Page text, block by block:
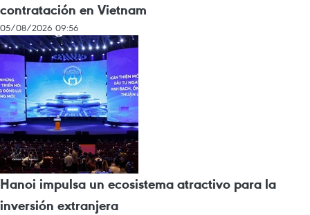
contratación en Vietnam
05/08/2026 09:56
Hanoi impulsa un ecosistema atractivo para la
inversión extranjera